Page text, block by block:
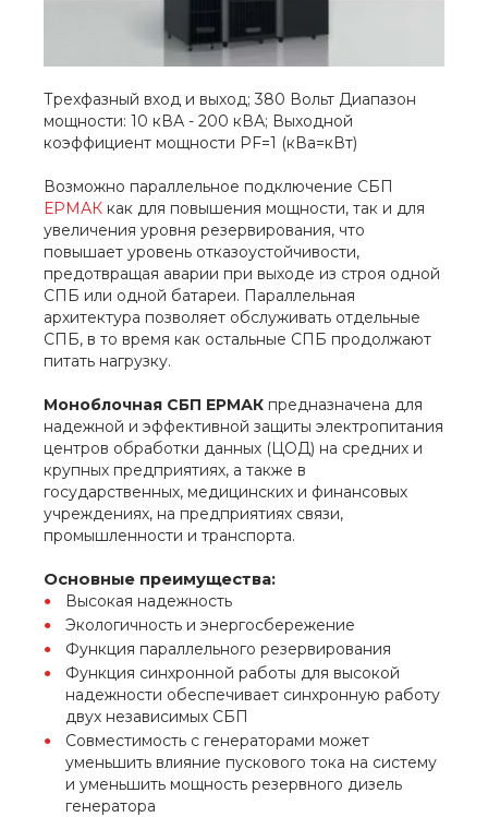
Трехфазный вход и выход; 380 Вольт Диапазон
мощности: 10 кВА - 200 кВА; Выходной
коэффициент мощности PF=1 (кВа=кВт)
Возможно параллельное подключение СБП
ЕРМАК как для повышения мощности, так и для
увеличения уровня резервирования, что
повышает уровень отказоустойчивости,
предотвращая аварии при выходе из строя одной
СПБ или одной батареи. Параллельная
архитектура позволяет обслуживать отдельные
СПБ, в то время как остальные СПБ продолжают
питать нагрузку.
Моноблочная СБП ЕРМАК предназначена для
надежной и эффективной защиты электропитания
центров обработки данных (ЦОД) на средних и
крупных предприятиях, а также в
государственных, медицинских и финансовых
учреждениях, на предприятиях связи,
промышленности и транспорта.
Основные преимущества:
Высокая надежность
Экологичность и энергосбережение
Функция параллельного резервирования
Функция синхронной работы для высокой
надежности обеспечивает синхронную работу
двух независимых СБП
Совместимость с генераторами может
уменьшить влияние пускового тока на систему
и уменьшить мощность резервного дизель
генератора